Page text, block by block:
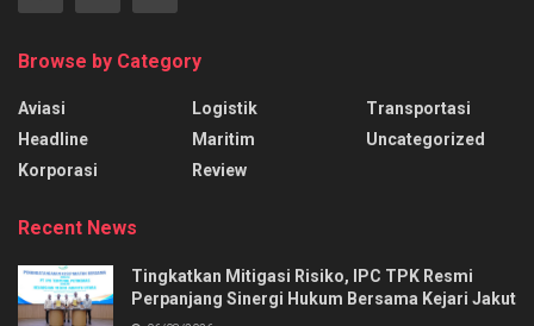
Browse by Category
Aviasi
Headline
Korporasi
Logistik
Maritim
Review
Transportasi
Uncategorized
Recent News
Tingkatkan Mitigasi Risiko, IPC TPK Resmi
Perpanjang Sinergi Hukum Bersama Kejari Jakut